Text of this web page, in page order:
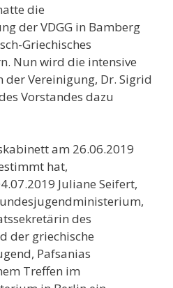
die
der VDGG in Bamberg
Griechisches
Nun wird die intensive
Vereinigung, Dr. Sigrid
Vorstandes dazu
am 26.06.2019
hat,
Juliane Seifert,
des
der griechische
Pafsanias
Treffen im